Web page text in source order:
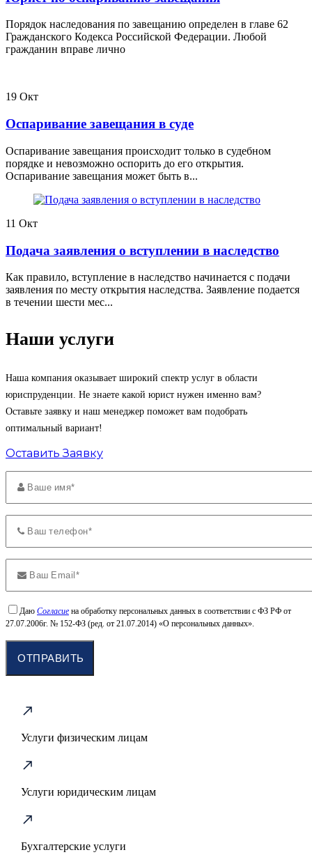
Порядок наследования по завещанию определен в главе 62
Гражданского Кодекса Российской Федерации. Любой
гражданин вправе лично
19 Окт
Оспаривание завещания в суде
Оспаривание завещания происходит только в судебном
порядке и невозможно оспорить до его открытия.
Оспаривание завещания может быть в...
11 Окт
Подача заявления о вступлении в наследство
Как правило, вступление в наследство начинается с подачи
заявления по месту открытия наследства. Заявление подается
в течении шести мес...
Наши услуги
Наша компания оказывает широкий спектр услуг в области
юриспруденции. Не знаете какой юрист нужен именно вам?
Оставьте заявку и наш менеджер поможет вам подобрать
оптимальный вариант!
Оставить Заявку
Даю Согласие на обработку персональных данных в соответствии с ФЗ РФ от
27.07.2006г. № 152-ФЗ (ред. от 21.07.2014) «О персональных данных».
Услуги физическим лицам
Услуги юридическим лицам
Бухгалтерские услуги